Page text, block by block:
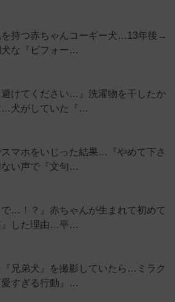
を持つ赤ちゃんコーギー犬…13年後→
犬な『ビフォー…
避けてください…』洗濯物を干したか
…犬がしていた『…
マホをいじった結果…『やめて下さ
い声で『文句…
で…！？』赤ちゃんが生まれて初めて
』した理由…平…
兄弟犬』を撮影していたら…ミラク
愛すぎる行動』…